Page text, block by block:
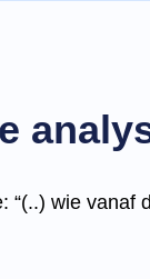
wie